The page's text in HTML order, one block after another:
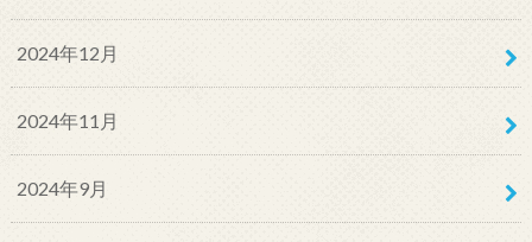
2024年12月
2024年11月
2024年9月